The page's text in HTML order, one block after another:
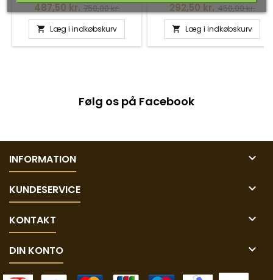
Pris
487,50 kr.Normalpris
750,00 kr.
 Læg i indkøbskurv
Pris
292,50 kr.Normalpris
450,00 kr.
 Læg i indkøbskurv
Følg os på Facebook
INFORMATION 
KUNDESERVICE 
KONTAKT 
DIN KONTO 